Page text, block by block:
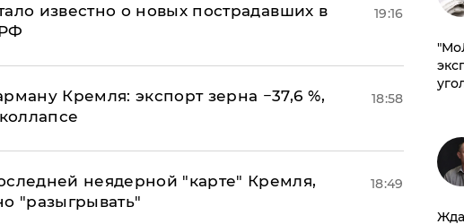
известно о новых пострадавших в
19:16
Кремля: экспорт зерна −37,6 %,
18:58
неядерной "карте" Кремля,
"разыгрывать"
18:49